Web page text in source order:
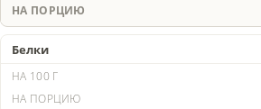
Белки